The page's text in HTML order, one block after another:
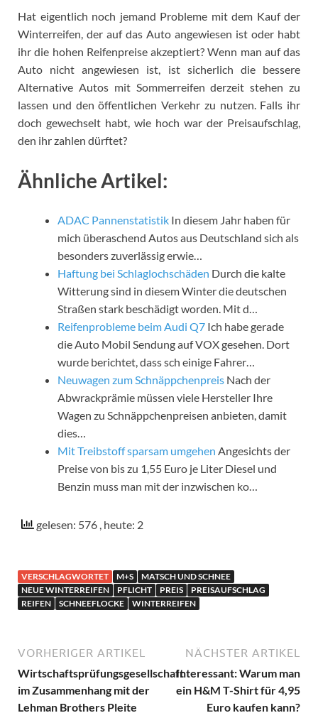
Hat eigentlich noch jemand Probleme mit dem Kauf der
Winterreifen, der auf das Auto angewiesen ist oder habt
ihr die hohen Reifenpreise akzeptiert? Wenn man auf das
Auto nicht angewiesen ist, ist sicherlich die bessere
Alternative Autos mit Sommerreifen derzeit stehen zu
lassen und den öffentlichen Verkehr zu nutzen. Falls ihr
doch gewechselt habt, wie hoch war der Preisaufschlag,
den ihr zahlen dürftet?
Ähnliche Artikel:
ADAC Pannenstatistik In diesem Jahr haben für
mich überaschend Autos aus Deutschland sich als
besonders zuverlässig erwie…
Haftung bei Schlaglochschäden Durch die kalte
Witterung sind in diesem Winter die deutschen
Straßen stark beschädigt worden. Mit d…
Reifenprobleme beim Audi Q7 Ich habe gerade
die Auto Mobil Sendung auf VOX gesehen. Dort
wurde berichtet, dass sch einige Fahrer…
Neuwagen zum Schnäppchenpreis Nach der
Abwrackprämie müssen viele Hersteller Ihre
Wagen zu Schnäppchenpreisen anbieten, damit
dies…
Mit Treibstoff sparsam umgehen Angesichts der
Preise von bis zu 1,55 Euro je Liter Diesel und
Benzin muss man mit der inzwischen ko…
gelesen: 576 , heute: 2
VERSCHLAGWORTET M+S
MATSCH UND SCHNEE
NEUE WINTERREIFEN
PFLICHT PREIS
PREISAUFSCHLAG
REIFEN
SCHNEEFLOCKE WINTERREIFEN
VORHERIGER ARTIKEL
Wirtschaftsprüfungsgesellschaft
im Zusammenhang mit der
Lehman Brothers Pleite
NÄCHSTER ARTIKEL
Interessant: Warum man
ein H&M T-Shirt für 4,95
Euro kaufen kann?